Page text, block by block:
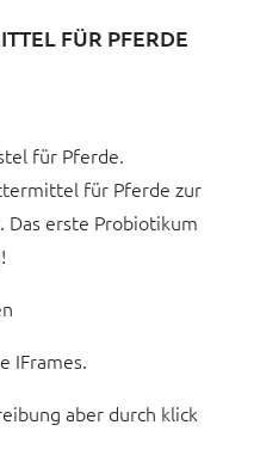
FÜR PFERDE
für Pferde.
für Pferde zur
Das erste Probiotikum
IFrames.
aber durch klick